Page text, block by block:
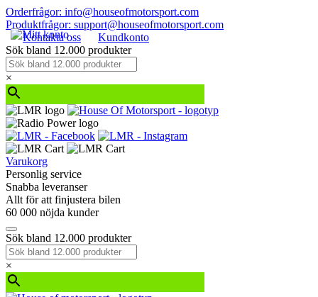
Orderfrågor: info@houseofmotorsport.com
Produktfrågor: support@houseofmotorsport.com
Kontakta oss
Kundkonto
Sök bland 12.000 produkter
×
Varukorg
Personlig service
Snabba leveranser
Allt för att finjustera bilen
60 000 nöjda kunder
Sök bland 12.000 produkter
×